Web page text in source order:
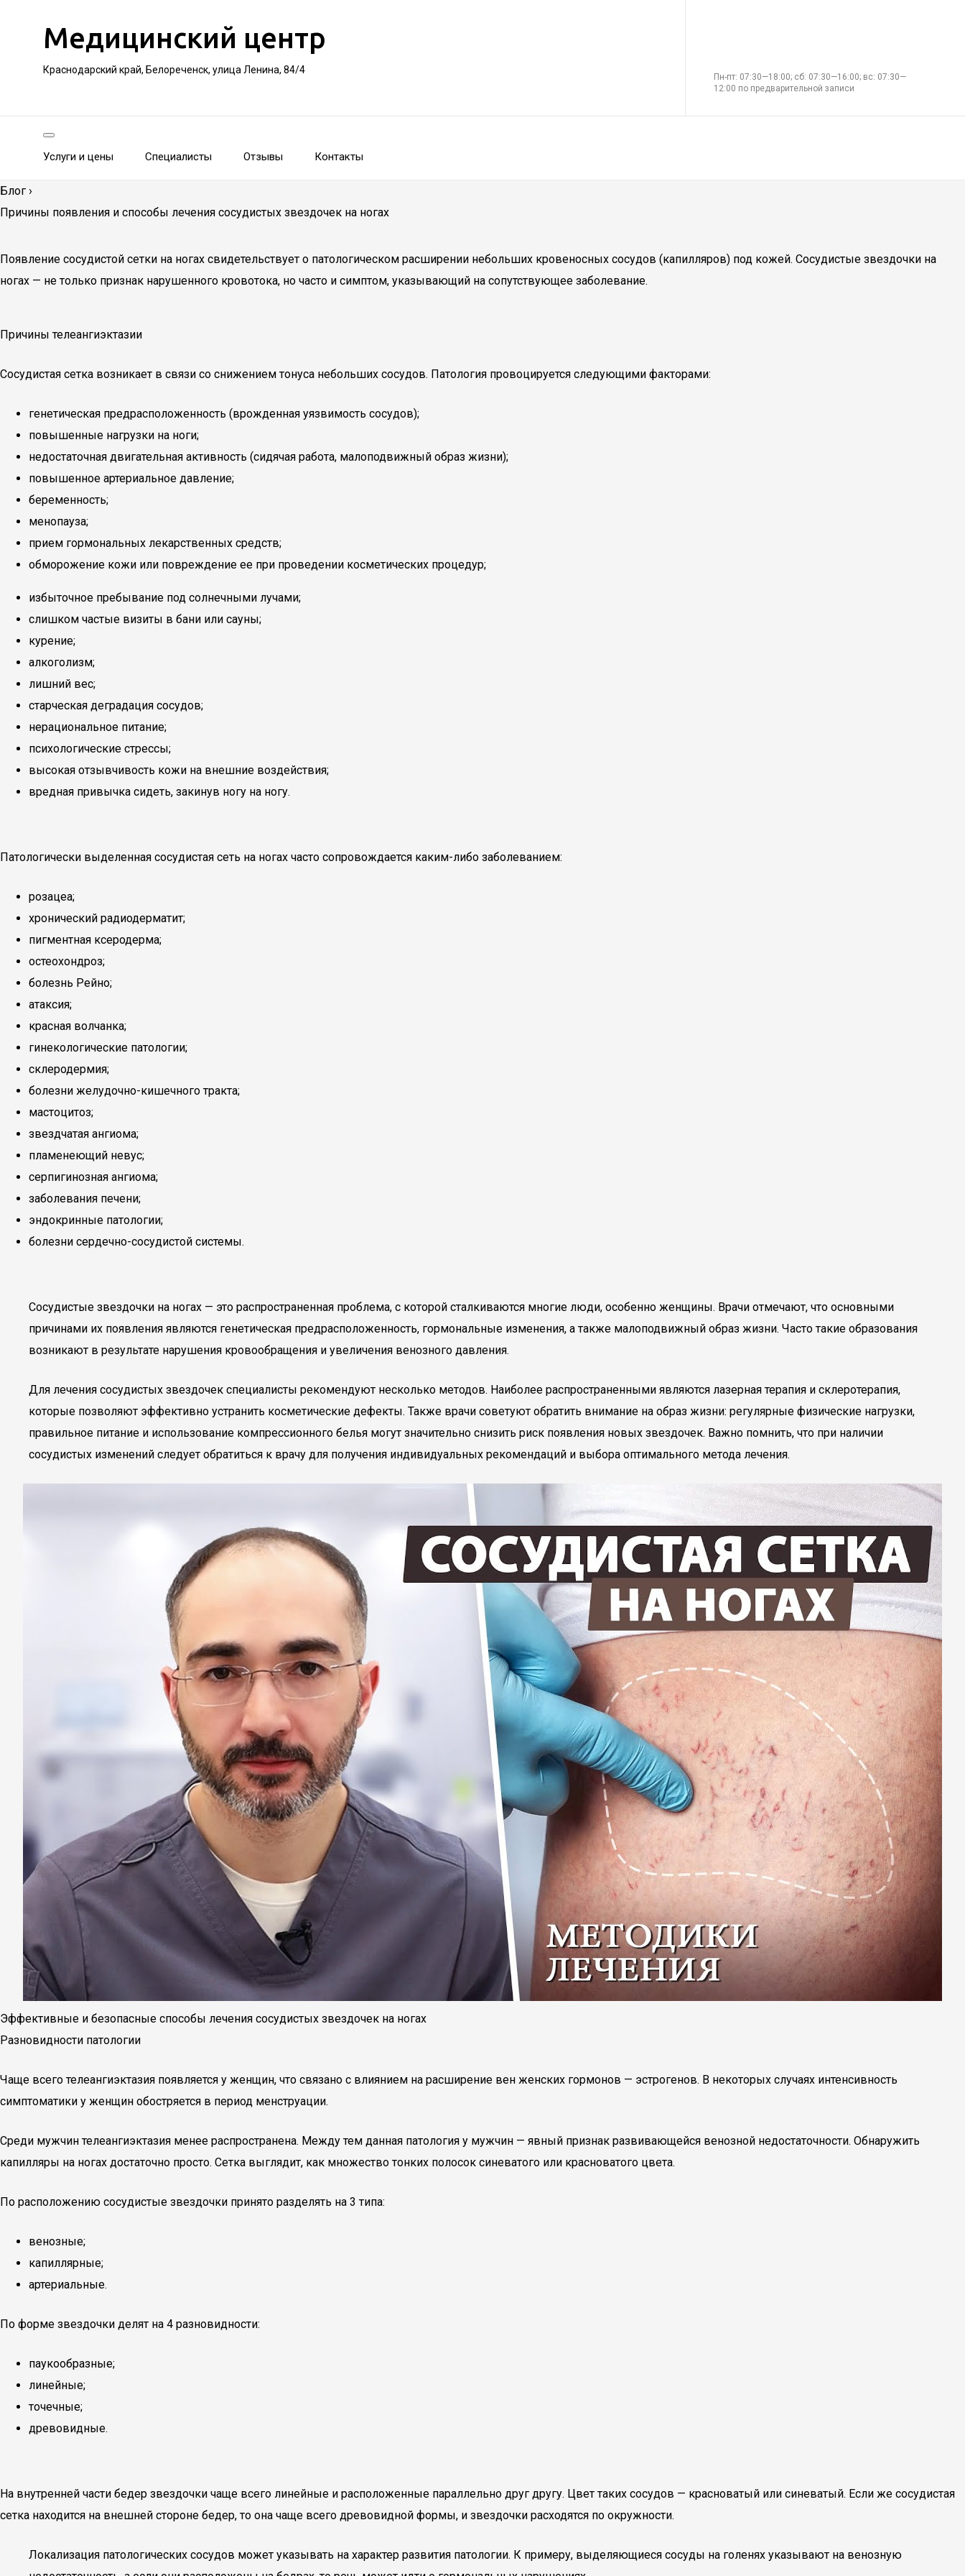
Медицинский центр
Краснодарский край, Белореченск, улица Ленина, 84/4
Пн-пт: 07:30—18:00; сб: 07:30—16:00; вс: 07:30—
12:00 по предварительной записи
Услуги и цены Специалисты Отзывы Контакты
Блог ›
Причины появления и способы лечения сосудистых звездочек на ногах
Появление сосудистой сетки на ногах свидетельствует о патологическом расширении небольших кровеносных сосудов (капилляров) под кожей. Сосудистые звездочки на
ногах — не только признак нарушенного кровотока, но часто и симптом, указывающий на сопутствующее заболевание.
Причины телеангиэктазии
Сосудистая сетка возникает в связи со снижением тонуса небольших сосудов. Патология провоцируется следующими факторами:
генетическая предрасположенность (врожденная уязвимость сосудов);
повышенные нагрузки на ноги;
недостаточная двигательная активность (сидячая работа, малоподвижный образ жизни);
повышенное артериальное давление;
беременность;
менопауза;
прием гормональных лекарственных средств;
обморожение кожи или повреждение ее при проведении косметических процедур;
избыточное пребывание под солнечными лучами;
слишком частые визиты в бани или сауны;
курение;
алкоголизм;
лишний вес;
старческая деградация сосудов;
нерациональное питание;
психологические стрессы;
высокая отзывчивость кожи на внешние воздействия;
вредная привычка сидеть, закинув ногу на ногу.
Патологически выделенная сосудистая сеть на ногах часто сопровождается каким-либо заболеванием:
розацеа;
хронический радиодерматит;
пигментная ксеродерма;
остеохондроз;
болезнь Рейно;
атаксия;
красная волчанка;
гинекологические патологии;
склеродермия;
болезни желудочно-кишечного тракта;
мастоцитоз;
звездчатая ангиома;
пламенеющий невус;
серпигинозная ангиома;
заболевания печени;
эндокринные патологии;
болезни сердечно-сосудистой системы.
Сосудистые звездочки на ногах — это распространенная проблема, с которой сталкиваются многие люди, особенно женщины. Врачи отмечают, что основными
причинами их появления являются генетическая предрасположенность, гормональные изменения, а также малоподвижный образ жизни. Часто такие образования
возникают в результате нарушения кровообращения и увеличения венозного давления.
Для лечения сосудистых звездочек специалисты рекомендуют несколько методов. Наиболее распространенными являются лазерная терапия и склеротерапия,
которые позволяют эффективно устранить косметические дефекты. Также врачи советуют обратить внимание на образ жизни: регулярные физические нагрузки,
правильное питание и использование компрессионного белья могут значительно снизить риск появления новых звездочек. Важно помнить, что при наличии
сосудистых изменений следует обратиться к врачу для получения индивидуальных рекомендаций и выбора оптимального метода лечения.
Эффективные и безопасные способы лечения сосудистых звездочек на ногах
Разновидности патологии
Чаще всего телеангиэктазия появляется у женщин, что связано с влиянием на расширение вен женских гормонов — эстрогенов. В некоторых случаях интенсивность
симптоматики у женщин обостряется в период менструации.
Среди мужчин телеангиэктазия менее распространена. Между тем данная патология у мужчин — явный признак развивающейся венозной недостаточности. Обнаружить
капилляры на ногах достаточно просто. Сетка выглядит, как множество тонких полосок синеватого или красноватого цвета.
По расположению сосудистые звездочки принято разделять на 3 типа:
венозные;
капиллярные;
артериальные.
По форме звездочки делят на 4 разновидности:
паукообразные;
линейные;
точечные;
древовидные.
На внутренней части бедер звездочки чаще всего линейные и расположенные параллельно друг другу. Цвет таких сосудов — красноватый или синеватый. Если же сосудистая
сетка находится на внешней стороне бедер, то она чаще всего древовидной формы, и звездочки расходятся по окружности.
Локализация патологических сосудов может указывать на характер развития патологии. К примеру, выделяющиеся сосуды на голенях указывают на венозную